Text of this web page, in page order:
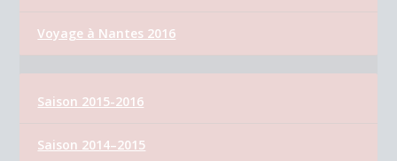
Voyage à Nantes 2016
Saison 2015-2016
Saison 2014–2015